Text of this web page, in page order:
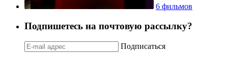
6 фильмов
Подпишетесь на почтовую рассылку?
Подписаться